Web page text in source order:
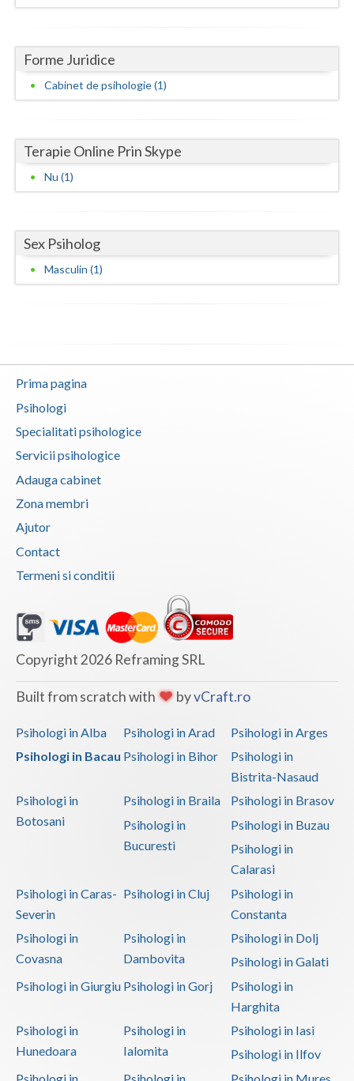
Neamt
Salaj
Satu-Mare
Suceava
Teleorman
Valcea
Vrancea
Forme Juridice
Cabinet de psihologie (1)
Terapie Online Prin Skype
Nu (1)
Sex Psiholog
Masculin (1)
Prima pagina
Psihologi
Specialitati psihologice
Servicii psihologice
Adauga cabinet
Zona membri
Ajutor
Contact
Termeni si conditii
Copyright 2026 Reframing SRL
Built from scratch with byvCraft.ro
Psihologi in Alba Psihologi in Arad
Psihologi in Arges
Psihologi in Bacau Psihologi in Bihor
Psihologi in
Bistrita-Nasaud
Psihologi in
Botosani
Psihologi in Braila
Psihologi in Brasov
Psihologi in
Bucuresti
Psihologi in Buzau
Psihologi in
Calarasi
Psihologi in Caras-
Severin
Psihologi in Cluj
Psihologi in
Constanta
Psihologi in
Covasna
Psihologi in
Dambovita
Psihologi in Dolj
Psihologi in Galati
Psihologi in Giurgiu Psihologi in Gorj
Psihologi in
Harghita
Psihologi in
Hunedoara
Psihologi in
Ialomita
Psihologi in Iasi
Psihologi in Ilfov
Psihologi in
Psihologi in Psihologi in Mures